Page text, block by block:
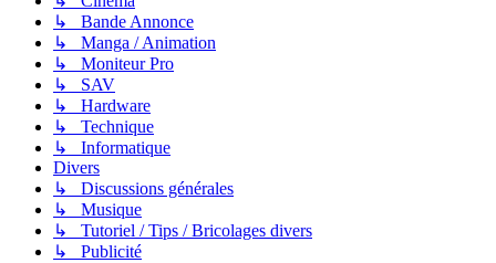
↳ Bande Annonce
↳ Manga / Animation
↳ Moniteur Pro
↳ SAV
↳ Hardware
↳ Technique
↳ Informatique
Divers
↳ Discussions générales
↳ Musique
↳ Tutoriel / Tips / Bricolages divers
↳ Publicité